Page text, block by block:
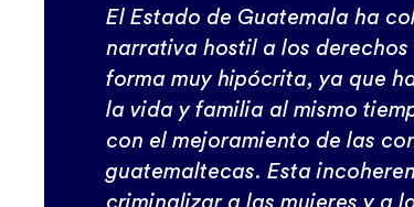
El Estado de Guatemala ha
narrativa hostil a los derechos
forma muy hipócrita, ya que
la vida y familia al mismo
con el mejoramiento de las
guatemaltecas. Esta
criminalizar a las mujeres y a